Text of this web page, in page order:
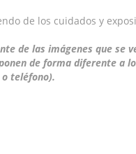
de los cuidados y
de las imágenes que se
de forma diferente a
teléfono).